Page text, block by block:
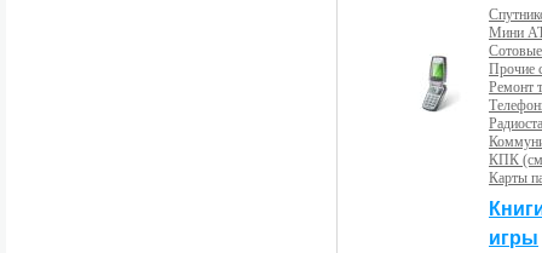
Мини
Прочие
Ремонт
КПК
Карты
игры